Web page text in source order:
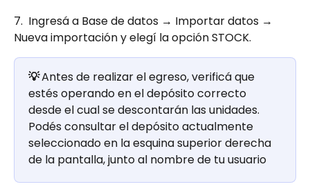
7.  Ingresá a Base de datos → Importar datos →
Nueva importación y elegí la opción STOCK.
💡 Antes de realizar el egreso, verificá que
estés operando en el depósito correcto
desde el cual se descontarán las unidades.
Podés consultar el depósito actualmente
seleccionado en la esquina superior derecha
de la pantalla, junto al nombre de tu usuario